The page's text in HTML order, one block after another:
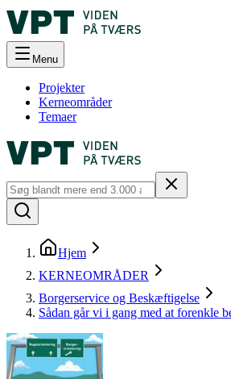
Menu
Projekter
Kerneområder
Temaer
Hjem
KERNEOMRÅDER
Borgerservice og Beskæftigelse
Sådan går vi i gang med at forenkle